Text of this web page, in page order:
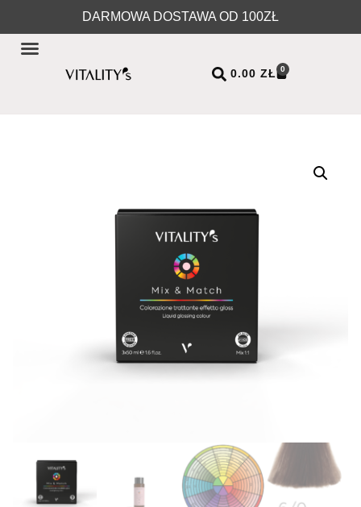
DARMOWA DOSTAWA OD 100ZŁ
0.00ZŁ 0